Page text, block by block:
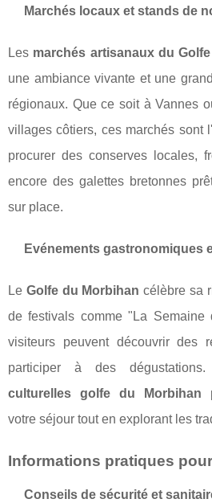
Marchés locaux et stands de
Les marchés artisanaux du
une ambiance vivante et une
régionaux. Que ce soit à Vannes
villages côtiers, ces marchés sont
procurer des conserves locales,
encore des galettes bretonnes
sur place.
Evénements gastronomiques
Le Golfe du Morbihan célèbre sa
de festivals comme "La
visiteurs peuvent découvrir des
participer à des
culturelles golfe du Morbihan
votre séjour tout en explorant les
Informations pratiques
Conseils de sécurité et